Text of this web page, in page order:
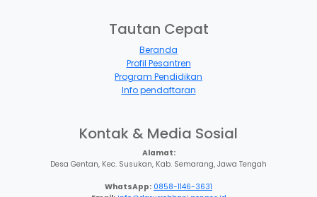
Tautan Cepat
Beranda
Profil Pesantren
Program Pendidikan
Info pendaftaran
Kontak & Media Sosial
Alamat:
Desa Gentan, Kec. Susukan, Kab. Semarang, Jawa Tengah
WhatsApp: 0858-1146-3631